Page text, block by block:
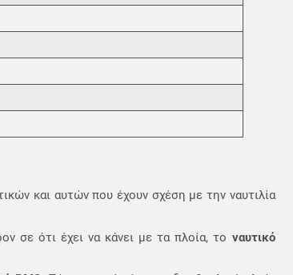
και αυτών που έχουν σχέση με την ναυτιλία
σε ότι έχει να κάνει με τα πλοία, το ναυτικό